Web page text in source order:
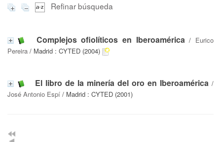
Refinar búsqueda
Complejos ofiolíticos en Iberoamérica/ Eurico
Pereira / Madrid : CYTED (2004)
El libro de la minería del oro en Iberoamérica /
José Antonio Espí / Madrid : CYTED (2001)